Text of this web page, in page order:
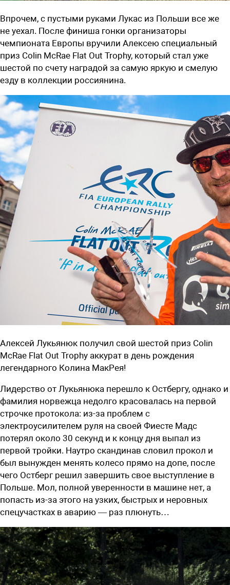
Впрочем, с пустыми руками Лукас из Польши все же
не уехал. После финиша гонки организаторы
чемпионата Европы вручили Алексею специальный
приз Colin McRae Flat Out Trophy, который стал уже
шестой по счету наградой за самую яркую и смелую
езду в коллекции россиянина.
Алексей Лукьянюк получил свой шестой приз Colin
McRae Flat Out Trophy аккурат в день рождения
легендарного Колина МакРея!
Лидерство от Лукьянюка перешло к Остбергу, однако и
фамилия норвежца недолго красовалась на первой
строчке протокола: из-за проблем с
электроусилителем руля на своей Фиесте Мадс
потерял около 30 секунд и к концу дня выпал из
первой тройки. Наутро скандинав словил прокол и
был вынужден менять колесо прямо на допе, после
чего Остберг решил завершить свое выступление в
Польше. Мол, полной уверенности в машине нет, а
попасть из-за этого на узких, быстрых и неровных
спецучастках в аварию — раз плюнуть…